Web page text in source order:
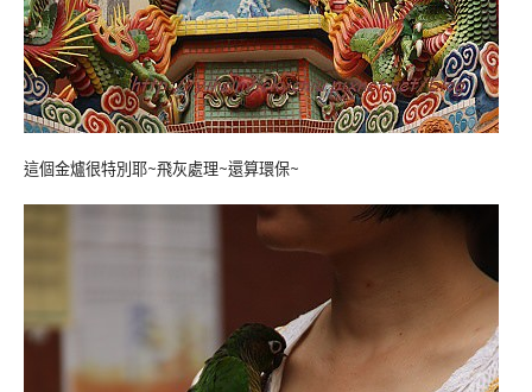
這個金爐很特別耶~飛灰處理~還算環保~